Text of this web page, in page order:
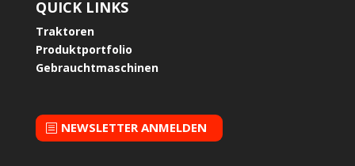
QUICK LINKS
Traktoren
Produktportfolio
Gebrauchtmaschinen
NEWSLETTER ANMELDEN